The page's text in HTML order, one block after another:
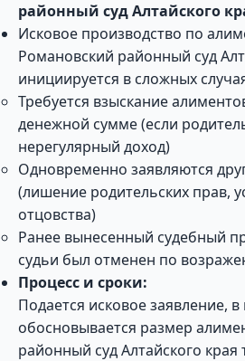
районный суд Алтайского
Исковое производство по
Романовский районный суд
инициируется в сложных
Требуется взыскание
денежной сумме (если
нерегулярный доход)
Одновременно заявляются
(лишение родительских прав,
отцовства)
Ранее вынесенный судебный
судьи был отменен по
Процесс и сроки:
Подается исковое заявление,
обосновывается размер
районный суд Алтайского